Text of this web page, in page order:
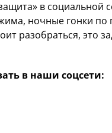
в
ночные гонки по
разобраться, это
в наши соцсети: